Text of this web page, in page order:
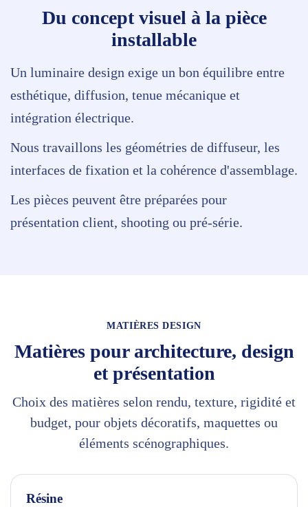
Du concept visuel à la pièce
installable
Un luminaire design exige un bon équilibre entre
esthétique, diffusion, tenue mécanique et
intégration électrique.
Nous travaillons les géométries de diffuseur, les
interfaces de fixation et la cohérence d'assemblage.
Les pièces peuvent être préparées pour
présentation client, shooting ou pré-série.
MATIÈRES DESIGN
Matières pour architecture, design
et présentation
Choix des matières selon rendu, texture, rigidité et
budget, pour objets décoratifs, maquettes ou
éléments scénographiques.
Résine